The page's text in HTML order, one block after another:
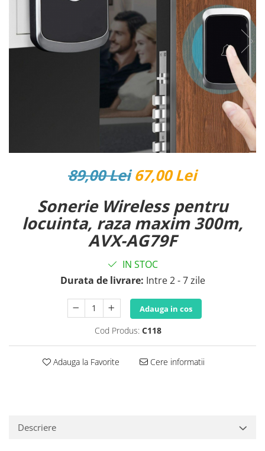
Reparatii si Renovare
89,00 Lei 67,00 Lei
Sonerie Wireless pentru
locuinta, raza maxim 300m,
AVX-AG79F
IN STOC
Durata de livrare: Intre 2 - 7 zile
Adauga in cos
Cod Produs: C118
Adauga la Favorite Cere informatii
Descriere